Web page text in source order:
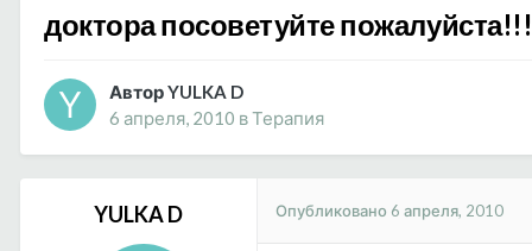
доктора посоветуйте пожалуйста!!!
Автор YULKA D
6 апреля, 2010 вТерапия
YULKA D Опубликовано 6 апреля, 2010